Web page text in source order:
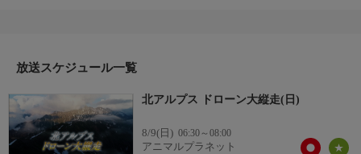
高岳を回る登山家憧れのルートだ。出演：西田省三（山岳写真
放送スケジュール一覧
北アルプス ドローン大縦走(日)
8/9(日) 06:30～08:00
アニマルプラネット